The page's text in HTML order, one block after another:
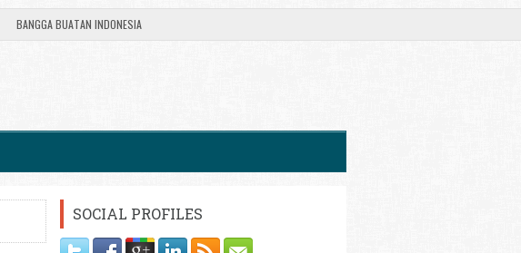
BANGGA BUATAN INDONESIA
SOCIAL PROFILES